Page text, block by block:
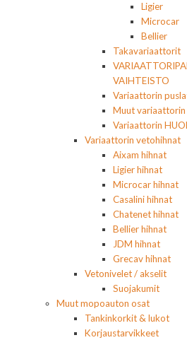
Ligier
Microcar
Bellier
Takavariaattorit
VAIHTEISTO
Variaattorin
Muut
Variaattorin
Variaattorin vetohihnat
Aixam hihnat
Ligier hihnat
Microcar hihnat
Casalini hihnat
Chatenet hihnat
Bellier hihnat
JDM hihnat
Grecav hihnat
Vetonivelet / akselit
Suojakumit
Muut mopoauton osat
Tankinkorkit & lukot
Korjaustarvikkeet